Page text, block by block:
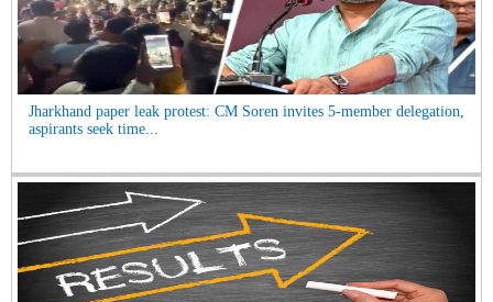
Jharkhand paper leak protest: CM Soren invites 5-member delegation,
aspirants seek time...